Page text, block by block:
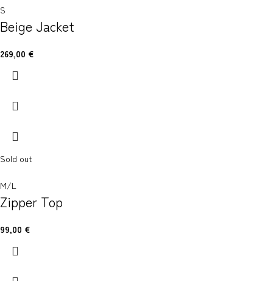
S
Beige Jacket
269,00 €
Sold out
M/L
Zipper Top
99,00 €